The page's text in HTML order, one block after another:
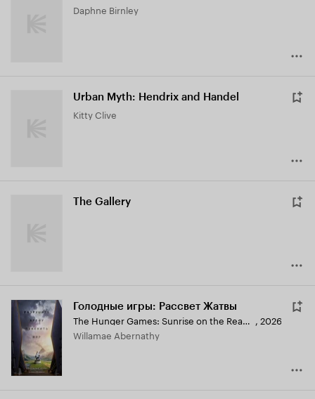
Daphne Birnley
Urban Myth: Hendrix and Handel
Kitty Clive
The Gallery
Голодные игры: Рассвет Жатвы
The Hunger Games: Sunrise on the Reaping , 2026
Willamae Abernathy